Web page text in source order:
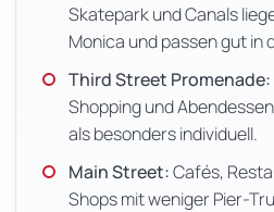
Skatepark und Canals
Monica und passen gut in
Third Street Promenade:
Shopping und
als besonders individuell.
Main Street:Cafés,
Shops mit weniger Pier-